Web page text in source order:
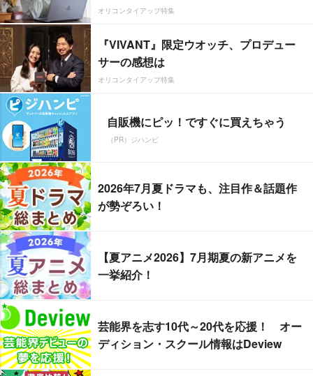
オリコンタイアップ特集
『VIVANT』限定ウオッチ、プロデュー
サーの感想は
オリコンタイアップ特集
自販機にピッ！ですぐに買えちゃう
（PR）ジハンピ
2026年7月夏ドラマも、注目作＆話題作
が勢ぞろい！
【夏アニメ2026】7月期夏の新アニメを
一挙紹介！
芸能界を志す10代～20代を応援！ オー
ディション・スクール情報はDeview